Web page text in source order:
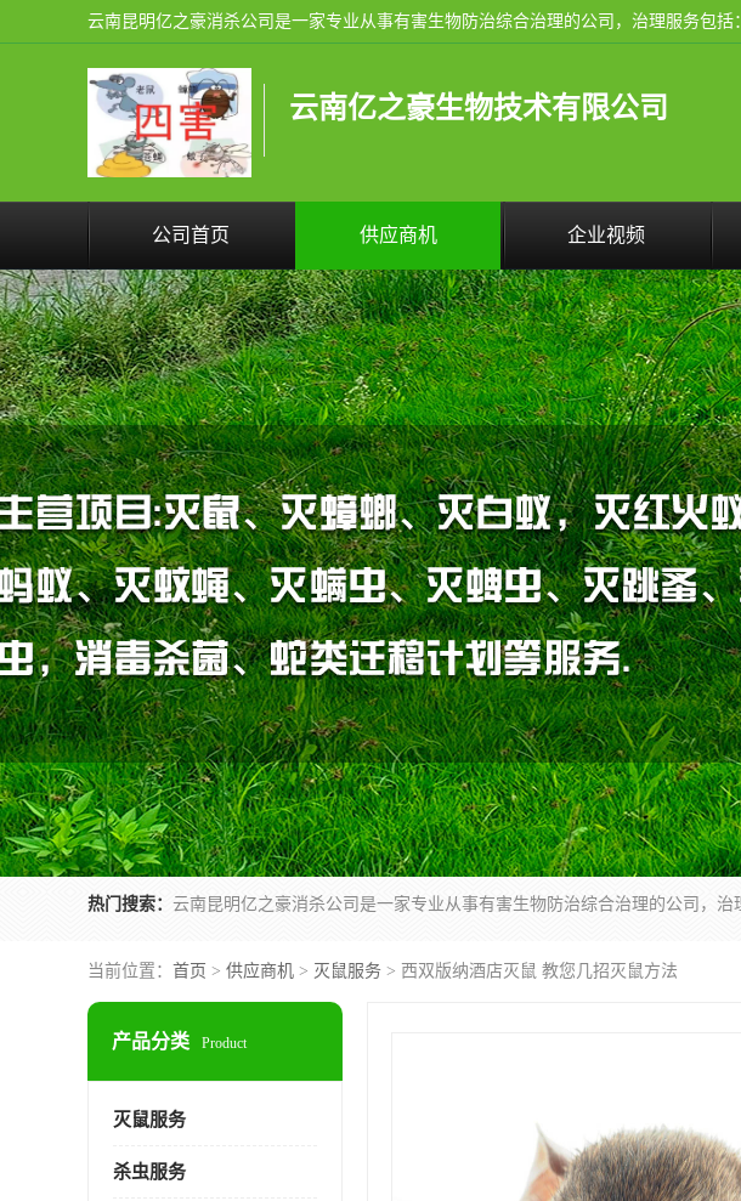
云南亿之豪生物技术有限公司
公司首页 供应商机 企业视频
热门搜索：
当前位置： 首页 > 供应商机 > 灭鼠服务 > 西双版纳酒店灭鼠 教您几招灭鼠方法
产品分类 Product
灭鼠服务
杀虫服务